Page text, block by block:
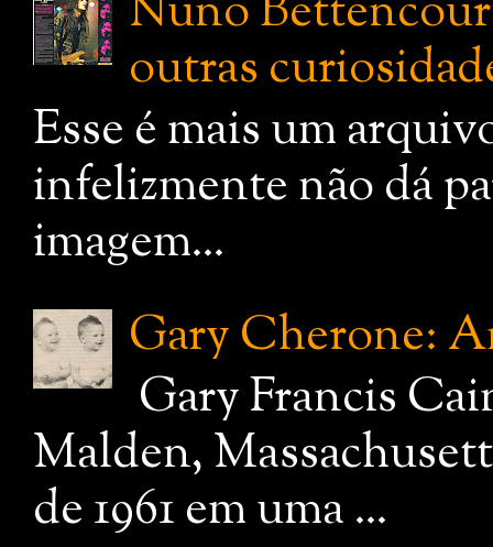
Nuno
outras
Esse é mais um
infelizmente não dá
imagem...
Gary Cherone:
Gary Francis
Malden,
de 1961 em uma ...